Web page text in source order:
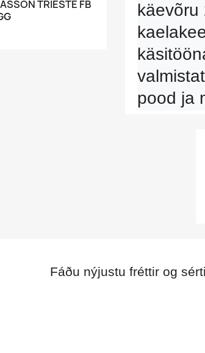
TRIESTE FB
käevõru
pood ja
Fáðu nýjustu fréttir og